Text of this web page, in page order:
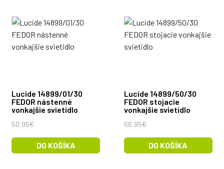
Lucide 14899/01/30
FEDOR nástenné
vonkajšie svietidlo
50.95€
DO KOŠÍKA
Lucide 14899/50/30
FEDOR stojacie
vonkajšie svietidlo
66.95€
DO KOŠÍKA